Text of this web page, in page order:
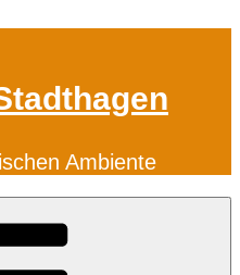
Ambiente